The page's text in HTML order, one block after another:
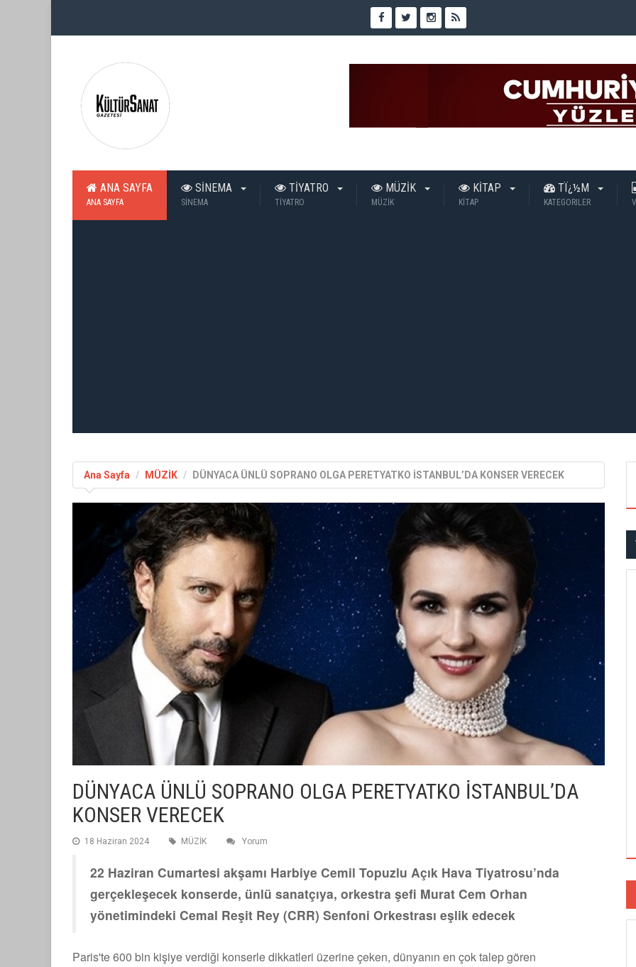
ANA SAYFA
ANA SAYFA
SİNEMA
SİNEMA
TİYATRO
TİYATRO
MÜZİK
MÜZİK
KİTAP
KİTAP
TÏ¿½M
KATEGORILER
Ana Sayfa MÜZİK DÜNYACA ÜNLÜ SOPRANO OLGA PERETYATKO İSTANBUL’DA KONSER VERECEK
DÜNYACA ÜNLÜ SOPRANO OLGA PERETYATKO İSTANBUL’DA
KONSER VERECEK
18 Haziran 2024 MÜZİK Yorum
22 Haziran Cumartesi akşamı Harbiye Cemil Topuzlu Açık Hava Tiyatrosu’nda
gerçekleşecek konserde, ünlü sanatçıya, orkestra şefi Murat Cem Orhan
yönetimindeki Cemal Reşit Rey (CRR) Senfoni Orkestrası eşlik edecek
Paris'te 600 bin kişiye verdiği konserle dikkatleri üzerine çeken, dünyanın en çok talep gören